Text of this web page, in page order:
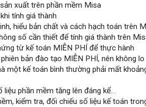
xuất trên phần mềm Misa
tính giá thành
hiểu bản chất và cách hạch toán trên
số cần thiết để tính giá thành trên
từ kế toán MIỄN PHÍ để thực hành
bản đào tạo MIỄN PHÍ, nên không
kế toán bình thường phải mất
liệu phần mềm tăng lên đáng kể…
kiểm tra, đối chiếu số liệu kế toán